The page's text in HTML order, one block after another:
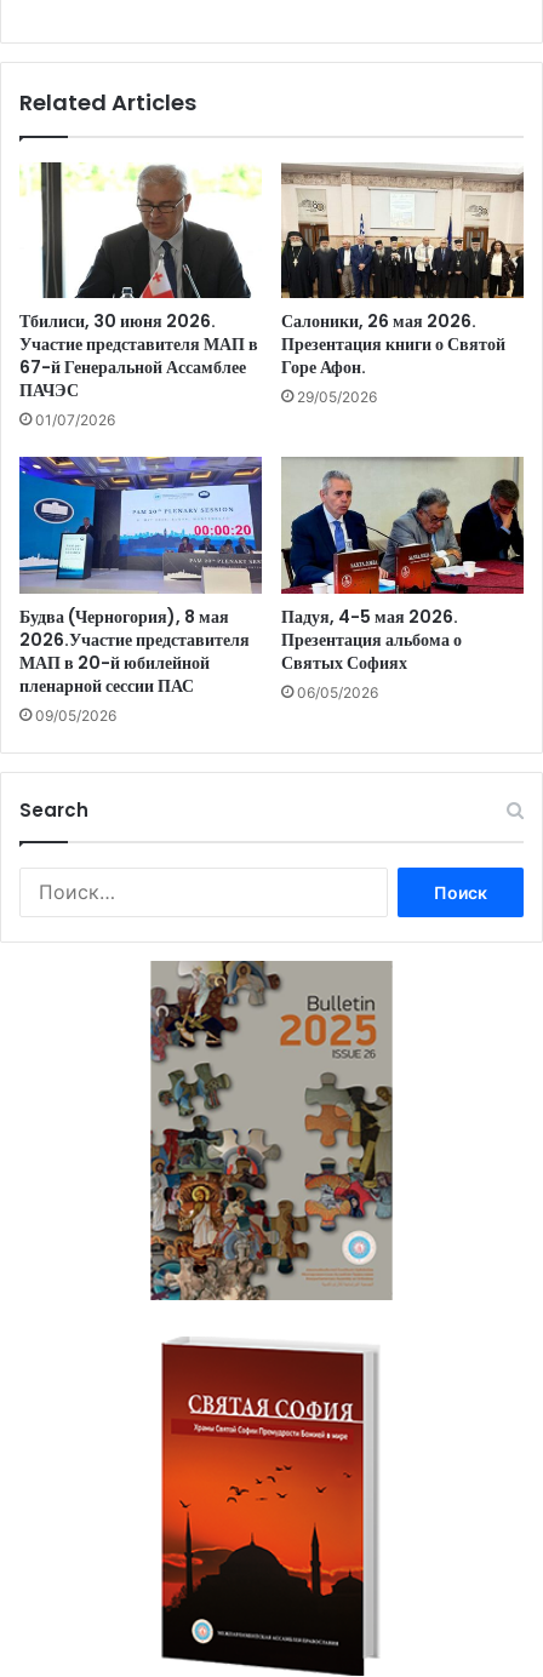
Related Articles
Тбилиси, 30 июня 2026.
Участие представителя МАП в
67-й Генеральной Ассамблее
ПАЧЭС
01/07/2026
Салоники, 26 мая 2026.
Презентация книги о Святой
Горе Афон.
29/05/2026
Будва (Черногория), 8 мая
2026.Участие представителя
МАП в 20-й юбилейной
пленарной сессии ПАС
09/05/2026
Падуя, 4-5 мая 2026.
Презентация альбома о
Святых Софиях
06/05/2026
Search